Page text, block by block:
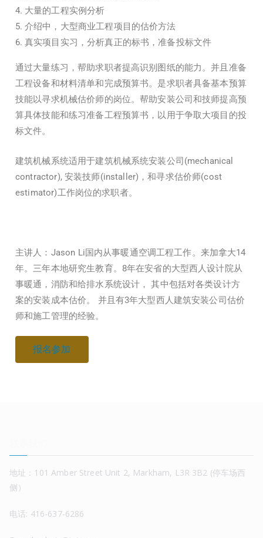
大量的工程实例分析
介绍中，大型商业工程项目的估价方法
真实项目实习，分析真正的标书，准备投标文件
通过大量练习，帮助求职者提高识别图纸的能力。并且准备
工程设备和材料清单和完成预算书。是求职者具备基本预算
技能以寻求机械估价师的岗位。帮助安装公司和技师提高预
算具体技能和练习准备工程预算书，以用于争取大项目的投
标文件。
建筑机械系统适用于建筑机械系统安装公司(mechanical
contractor), 安装技师(installer)，和寻求估价师(cost
estimator)工作岗位的求职者。
主讲人：Jason Li国内从事暖通空调工程工作。来加拿大14
年。三年本地研究生教育。8年在安省的大型西人设计院从
事暖通，消防和给排水系统设计， 其中包括对各类设计方
案的安装成本估价。 并且有3年大型西人建筑安装公司估价
师和施工管理的经验。
报名参加
地址：101 Amber Street Unit 2, Markham, L3R 3B2 (停车场西
侧）
电话: 416-637-6286